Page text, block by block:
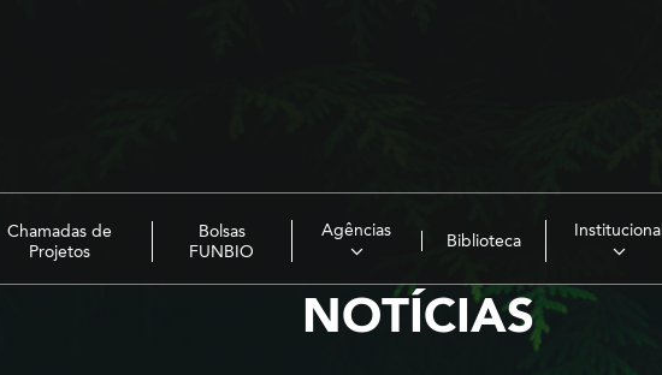
Chamadas de
Projetos
Bolsas
FUNBIO
Agências
Biblioteca
Institucional
NOTÍCIAS